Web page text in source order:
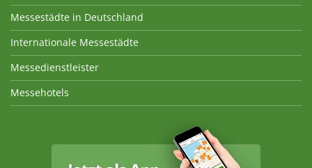
Messestädte in Deutschland
Internationale Messestädte
Messedienstleister
Messehotels